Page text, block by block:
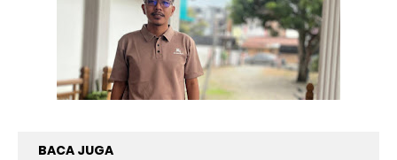
BACA JUGA